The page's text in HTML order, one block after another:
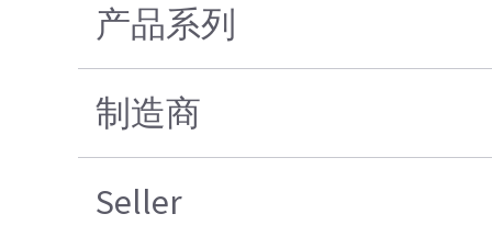
产品系列
制造商
Seller